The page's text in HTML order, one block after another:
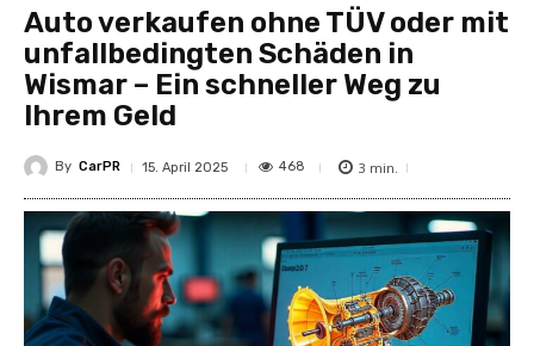
Auto verkaufen ohne TÜV oder mit
unfallbedingten Schäden in
Wismar – Ein schneller Weg zu
Ihrem Geld
By CarPR 15. April 2025 468 3 min.